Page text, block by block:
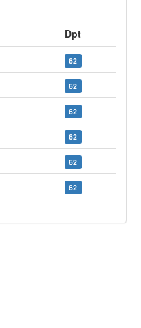
Dpt
62
62
62
62
62
62